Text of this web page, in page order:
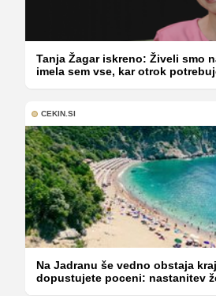
Tanja Žagar iskreno: Živeli smo
imela sem vse, kar otrok
CEKIN.SI
Na Jadranu še vedno obstaja
dopustujete poceni: nastanitev